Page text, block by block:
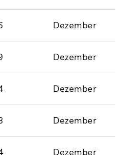
Dezember
Dezember
Dezember
Dezember
Dezember